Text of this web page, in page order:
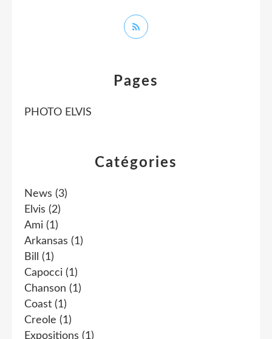
Catégories
News (3)
Elvis (2)
Ami (1)
Arkansas (1)
Bill
(1)
Capocci (1)
Chanson (1)
Coast (1)
Creole (1)
Expositions (1)
Pages
PHOTO ELVIS